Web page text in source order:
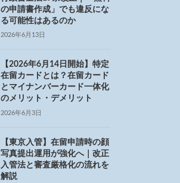
の申請書作成」でも違反にな
る可能性はあるのか
2026年6月13日
【2026年6月14日開始】特定
在留カードとは？在留カード
とマイナンバーカード一体化
のメリット・デメリット
2026年6月3日
【東京入管】在留申請時の顔
写真提出運用が強化へ｜改正
入管法と審査厳格化の流れを
解説